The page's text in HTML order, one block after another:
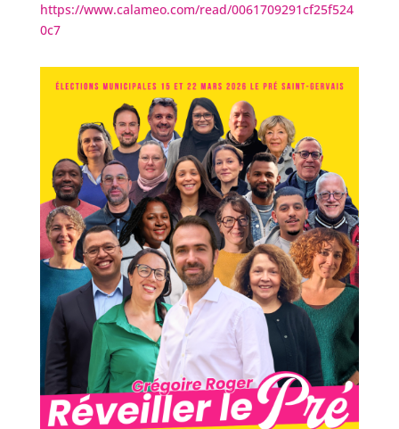
https://www.calameo.com/read/0061709291cf25f524
0c7